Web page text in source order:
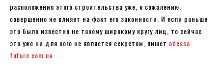
расположения этого строительства уже, к сожалению,
совершенно не влияет на факт его законности. И если раньше
это было известно не такому широкому кругу лиц, то сейчас
это уже ни для кого не является секретом, пишет odessa-
future.com.ua